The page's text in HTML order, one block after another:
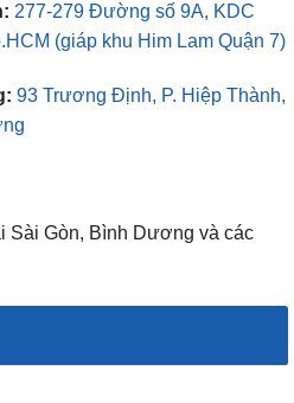
277-279 Đường số 9A, KDC
(giáp khu Him Lam Quận 7)
93 Trương Định, P. Hiệp Thành,
Sài Gòn, Bình Dương và các